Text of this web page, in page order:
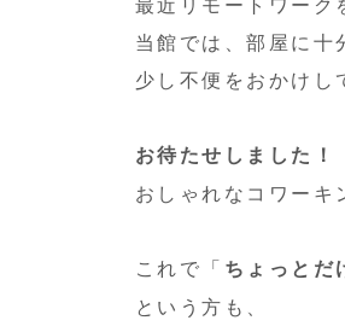
最近リモートワーク
当館では、部屋に十
少し不便をおかけ
お待たせしました！
おしゃれなコワーキ
これで「 ちょっとだ
という方も、